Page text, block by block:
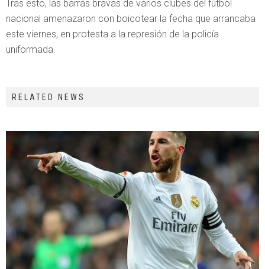
Tras esto, las barras bravas de varios clubes del fútbol
nacional amenazaron con boicotear la fecha que arrancaba
este viernes, en protesta a la represión de la policía
uniformada.
RELATED NEWS